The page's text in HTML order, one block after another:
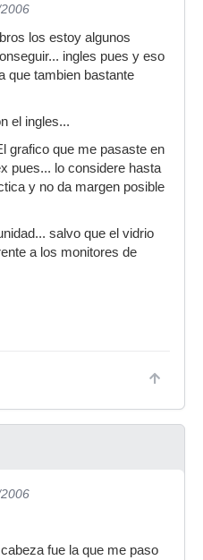
los estoy algunos
ingles pues y eso
que tambien bastante
el ingles...
grafico que me pasaste en
pues... lo considere hasta
y no da margen posible
salvo que el vidrio
a los monitores de
fue la que me paso